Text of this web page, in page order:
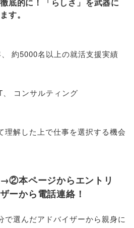
底的に！ 「 らしさ 」 を武器に
す。
、 約5000名以上の就活支援実績
、 コンサルティング
理解した上で仕事を選択する機会
本ページからエントリ
から電話連絡！
で選んだアドバイザーから親身に